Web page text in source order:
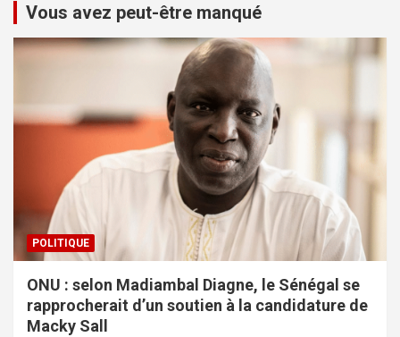
Vous avez peut-être manqué
POLITIQUE
ONU : selon Madiambal Diagne, le Sénégal se
rapprocherait d’un soutien à la candidature de
Macky Sall